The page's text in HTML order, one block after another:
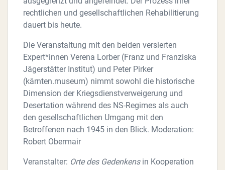
rechtlichen und gesellschaftlichen Rehabilitierung
dauert bis heute.
Die Veranstaltung mit den beiden versierten
Expert*innen Verena Lorber (Franz und Franziska
Jägerstätter Institut) und Peter Pirker
(kärnten.museum) nimmt sowohl die historische
Dimension der Kriegsdienstverweigerung und
Desertation während des NS-Regimes als auch
den gesellschaftlichen Umgang mit den
Betroffenen nach 1945 in den Blick. Moderation:
Robert Obermair
Veranstalter: Orte des Gedenkensin Kooperation